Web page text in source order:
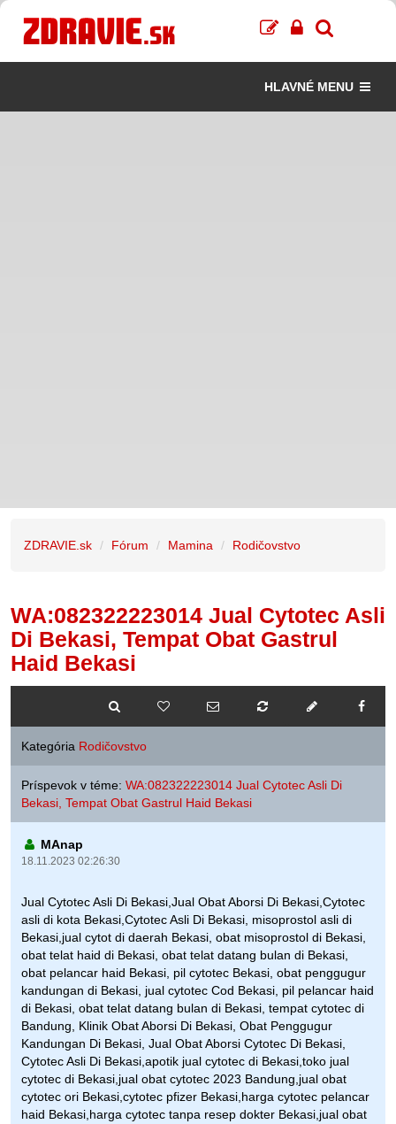
HLAVNÉ MENU
ZDRAVIE.sk Fórum Mamina Rodičovstvo
WA:082322223014 Jual Cytotec Asli
Di Bekasi, Tempat Obat Gastrul
Haid Bekasi
Kategória Rodičovstvo
Príspevok v téme: WA:082322223014 Jual Cytotec Asli Di
Bekasi, Tempat Obat Gastrul Haid Bekasi
MAnap
18.11.2023 02:26:30
Jual Cytotec Asli Di Bekasi,Jual Obat Aborsi Di Bekasi,Cytotec
asli di kota Bekasi,Cytotec Asli Di Bekasi, misoprostol asli di
Bekasi,jual cytot di daerah Bekasi, obat misoprostol di Bekasi,
obat telat haid di Bekasi, obat telat datang bulan di Bekasi,
obat pelancar haid Bekasi, pil cytotec Bekasi, obat penggugur
kandungan di Bekasi, jual cytotec Cod Bekasi, pil pelancar haid
di Bekasi, obat telat datang bulan di Bekasi, tempat cytotec di
Bandung, Klinik Obat Aborsi Di Bekasi, Obat Penggugur
Kandungan Di Bekasi, Jual Obat Aborsi Cytotec Di Bekasi,
Cytotec Asli Di Bekasi,apotik jual cytotec di Bekasi,toko jual
cytotec di Bekasi,jual obat cytotec 2023 Bandung,jual obat
cytotec ori Bekasi,cytotec pfizer Bekasi,harga cytotec pelancar
haid Bekasi,harga cytotec tanpa resep dokter Bekasi,jual obat